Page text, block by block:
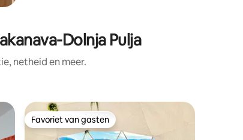
Dolnja Pulja
netheid en meer.
Favoriet van gasten
Favoriet van gasten